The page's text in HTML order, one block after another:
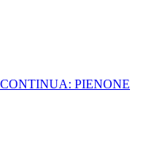
PIENONE